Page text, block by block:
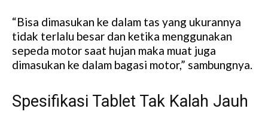
“Bisa dimasukan ke dalam tas yang ukurannya
tidak terlalu besar dan ketika menggunakan
sepeda motor saat hujan maka muat juga
dimasukan ke dalam bagasi motor,” sambungnya.
Spesifikasi Tablet Tak Kalah Jauh